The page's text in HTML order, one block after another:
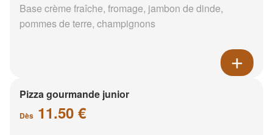
Base crème fraîche, fromage, jambon de dinde,
pommes de terre, champignons
Pizza gourmande junior
Dès 11.50 €